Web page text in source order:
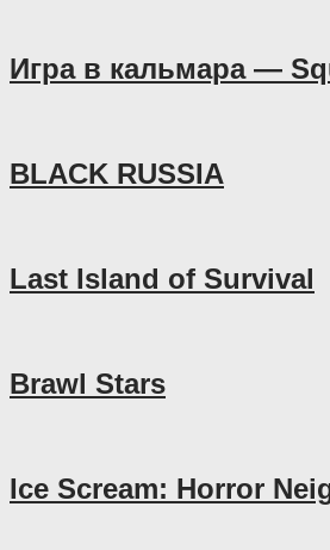
Игра в кальмара —
BLACK RUSSIA
Last Island of Survival
Brawl Stars
Ice Scream: Horror